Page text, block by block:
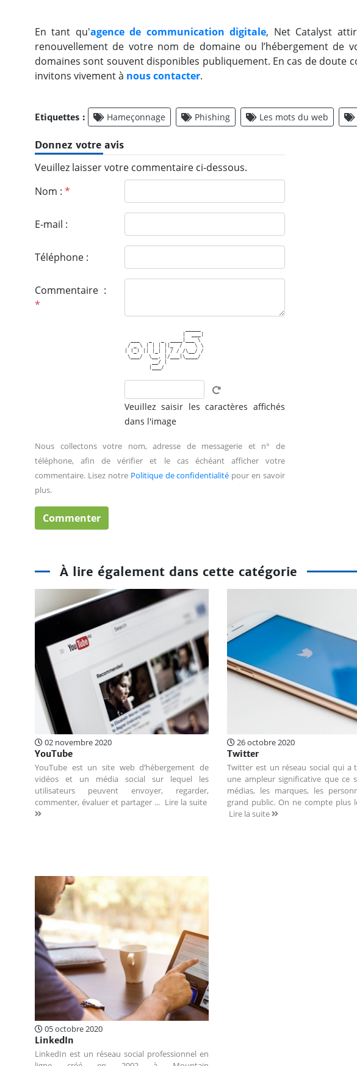
En tant qu'agence de communication digitale, Net Catalyst
renouvellement de votre nom de domaine ou l’hébergement
domaines sont souvent disponibles publiquement. En cas de doute
invitons vivement à nous contacter.
Etiquettes : Hameçonnage Phishing Les mots du web
Donnez votre avis
Veuillez laisser votre commentaire ci-dessous.
Nom : *
E-mail :
Téléphone :
Commentaire :
*
  ___   _   _  ____|___ \
/ _ \ | | | ||_  /    \ \
| (_) || |_| | / / /\__/ /
\___/  \__, |/___|\____/
         __/ |
Veuillez saisir les caractères affichés
dans l'image
Nous collectons votre nom, adresse de messagerie et n° de
téléphone, afin de vérifier et le cas échéant afficher votre
commentaire. Lisez notre Politique de confidentialité pour en savoir
plus.
À lire également dans cette catégorie
02 novembre 2020
YouTube
YouTube est un site web d’hébergement de
vidéos et un média social sur lequel les
utilisateurs peuvent envoyer, regarder,
commenter, évaluer et partager ... Lire la suite
26 octobre 2020
Twitter
Twitter est un réseau social qui a
une ampleur significative que ce
médias, les marques, les
grand public. On ne compte plus
Lire la suite
05 octobre 2020
LinkedIn
LinkedIn est un réseau social professionnel en